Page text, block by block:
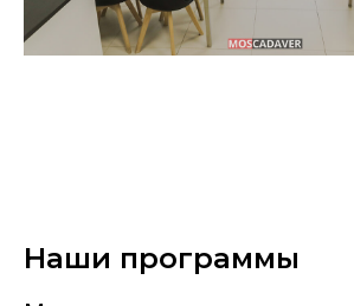
Наши программы